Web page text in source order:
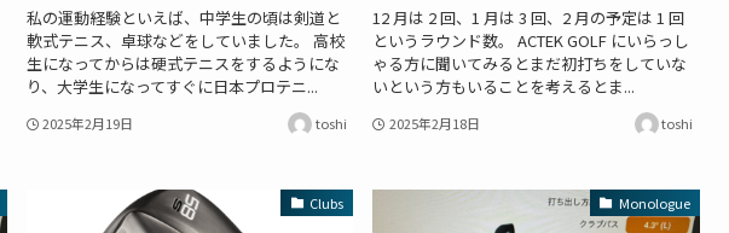
私の運動経験といえば、中学生の頃は剣道と
軟式テニス、卓球などをしていました。 高校
生になってからは硬式テニスをするようにな
り、大学生になってすぐに日本プロテニ...
2025年2月19日 toshi
12 月は 2 回、1 月は 3 回、2 月の予定は 1 回
というラウンド数。 ACTEK GOLF にいらっし
ゃる方に聞いてみるとまだ初打ちをしていな
いという方もいることを考えるとま...
2025年2月18日 toshi
Clubs Monologue